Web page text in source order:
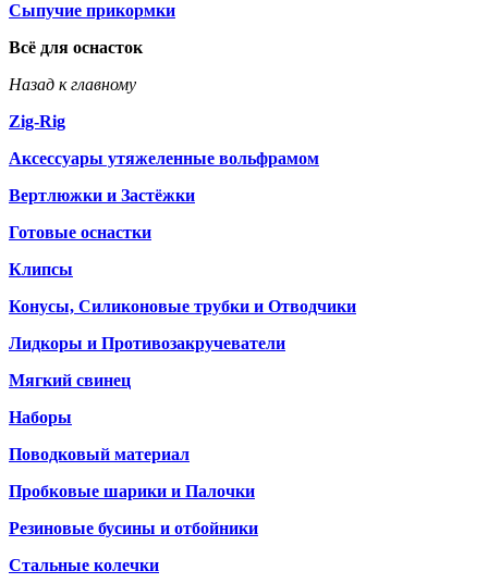
Сыпучие прикормки
Всё для оснасток
Назад к главному
Zig-Rig
Аксессуары утяжеленные вольфрамом
Вертлюжки и Застёжки
Готовые оснастки
Клипсы
Конусы, Силиконовые трубки и Отводчики
Лидкоры и Противозакручеватели
Мягкий свинец
Наборы
Поводковый материал
Пробковые шарики и Палочки
Резиновые бусины и отбойники
Стальные колечки